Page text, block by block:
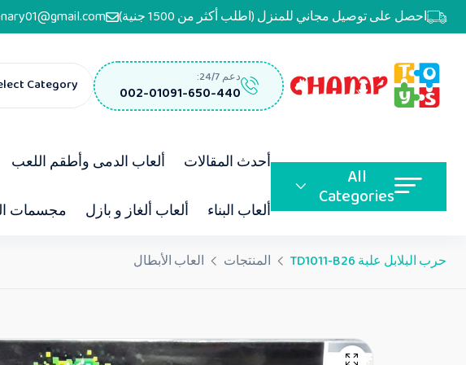
احصل على توصيل مجاني للمنزل (اطلب أكثر من 1500 جنية)
دعم 24/7:
002-01091-650-440
Category
All
Categories
أحدث المقالات ألعاب الدمى وأطقم اللعب
ألعاب البناء ألعاب ألغاز و بازل مجسمات
حرب البلابل علبة TD1011-B26 المنتجات العاب الأبطال